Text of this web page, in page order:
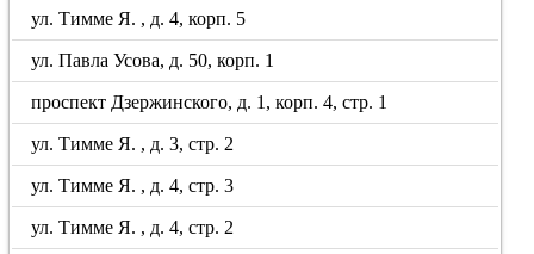
ул. Тимме Я. , д. 4, корп. 5
ул. Павла Усова, д. 50, корп. 1
проспект Дзержинского, д. 1, корп. 4, стр. 1
ул. Тимме Я. , д. 3, стр. 2
ул. Тимме Я. , д. 4, стр. 3
ул. Тимме Я. , д. 4, стр. 2